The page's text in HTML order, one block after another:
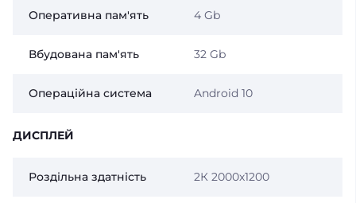
Оперативна пам'ять 4 Gb
Вбудована пам'ять 32 Gb
Операційна система Android 10
ДИСПЛЕЙ
Роздільна здатність 2К 2000х1200